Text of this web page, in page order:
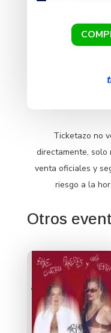
Ticketazo no
directamente, solo
venta oficiales y
riesgo a la
Otros